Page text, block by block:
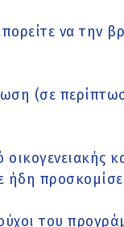
να την
(σε
ήδη
του